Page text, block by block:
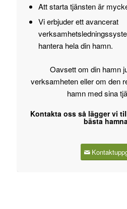
Att starta tjänsten är
Vi erbjuder ett avancerat
hantera hela din hamn.
Oavsett om din hamn
verksamheten eller om den
hamn med sina
Kontakta oss så lägger vi
bästa